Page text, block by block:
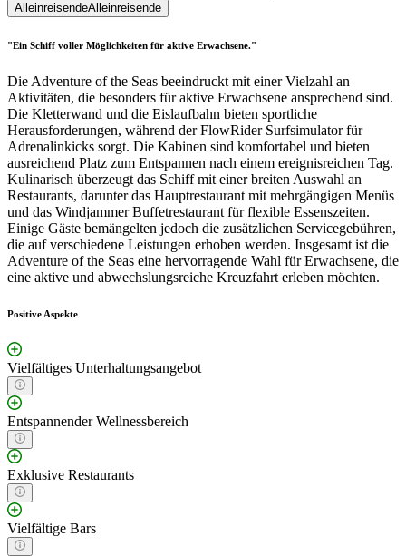
AlleinreisendeAlleinreisende
"Ein Schiff voller Möglichkeiten für aktive Erwachsene."
Die Adventure of the Seas beeindruckt mit einer Vielzahl an
Aktivitäten, die besonders für aktive Erwachsene ansprechend sind.
Die Kletterwand und die Eislaufbahn bieten sportliche
Herausforderungen, während der FlowRider Surfsimulator für
Adrenalinkicks sorgt. Die Kabinen sind komfortabel und bieten
ausreichend Platz zum Entspannen nach einem ereignisreichen Tag.
Kulinarisch überzeugt das Schiff mit einer breiten Auswahl an
Restaurants, darunter das Hauptrestaurant mit mehrgängigen Menüs
und das Windjammer Buffetrestaurant für flexible Essenszeiten.
Einige Gäste bemängelten jedoch die zusätzlichen Servicegebühren,
die auf verschiedene Leistungen erhoben werden. Insgesamt ist die
Adventure of the Seas eine hervorragende Wahl für Erwachsene, die
eine aktive und abwechslungsreiche Kreuzfahrt erleben möchten.
Positive Aspekte
Vielfältiges Unterhaltungsangebot
Entspannender Wellnessbereich
Exklusive Restaurants
Vielfältige Bars